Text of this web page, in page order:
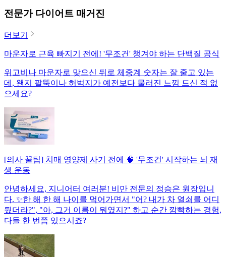
전문가 다이어트 매거진
더보기
마운자로 근육 빠지기 전에! '무조건' 챙겨야 하는 단백질 공식
위고비나 마운자로 맞으신 뒤로 체중계 숫자는 잘 줄고 있는
데, 왠지 팔뚝이나 허벅지가 예전보다 물러진 느낌 드신 적 없
으세요?
[의사 꿀팁] 치매 영양제 사기 전에 🧠 '무조건' 시작하는 뇌 재
생 운동
안녕하세요, 지니어터 여러분! 비만 전문의 정승은 원장입니
다. ✨한 해 한 해 나이를 먹어가면서 "어? 내가 차 열쇠를 어디
뒀더라?", "아, 그거 이름이 뭐였지?" 하고 순간 깜빡하는 경험,
다들 한 번쯤 있으시죠?